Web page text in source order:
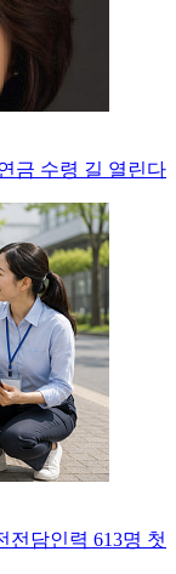
금 수령 길 열린다
전담인력 613명 첫